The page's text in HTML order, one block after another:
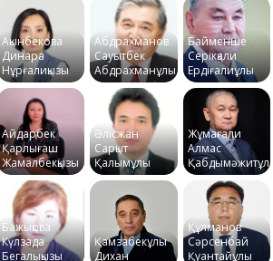
Ақынбекова
Динара
Нұрғалиқызы
Абдрахманов
Сауытбек
Абдрахманұлы
Байменше
Серікқали
Ердіғалиұлы
Айдарбек
Қарлығаш
Жамалбекқызы
Әлісжан
Сарқыт
Қалымұлы
Жұмағали
Алмас
Қабдымәжитұлы
Бажықова
Күлзада
Бегалықызы
Қамзабекұлы
Дихан
Құлманов
Сәрсенбай
Қуантайұлы